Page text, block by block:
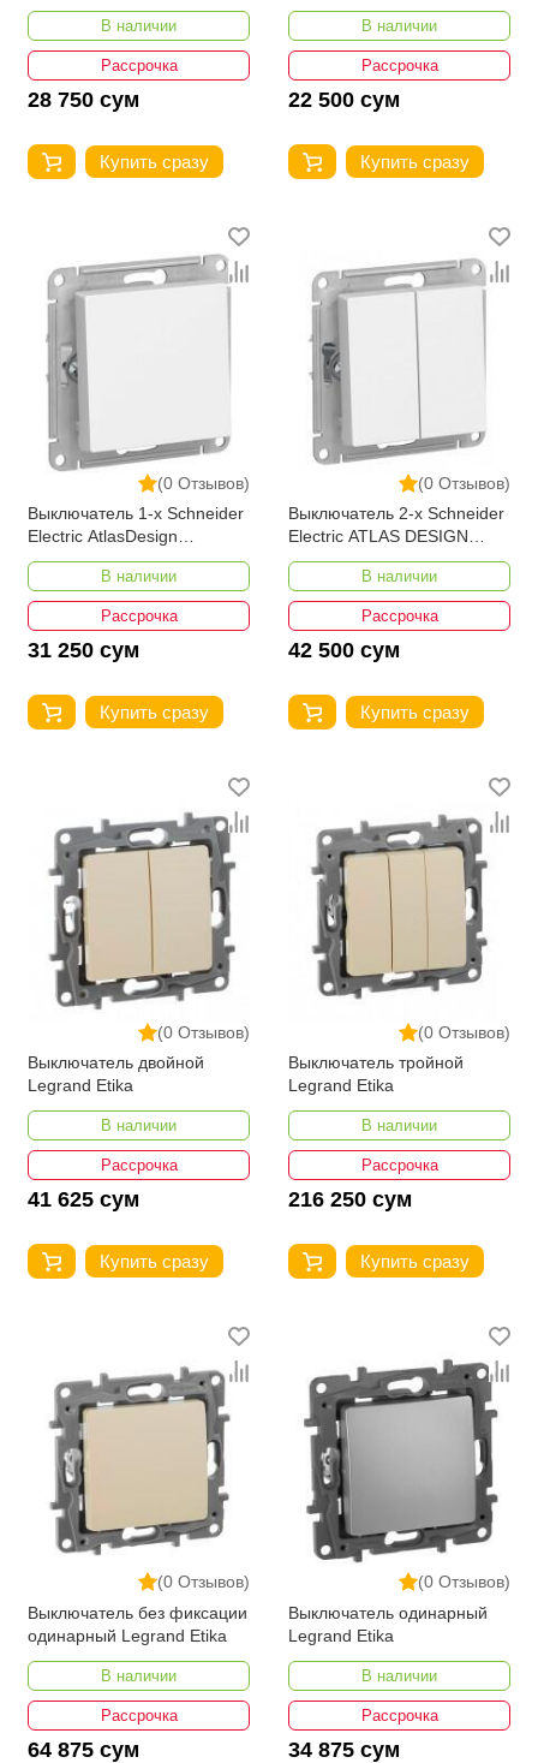
бежевый ATN000251
В наличии
Рассрочка
28 750 сум
Купить сразу
бежевый ATN000211
В наличии
Рассрочка
22 500 сум
Купить сразу
(0 Отзывов)
Выключатель 1-х Schneider
Electric AtlasDesign
ATN000111
В наличии
Рассрочка
31 250 сум
Купить сразу
(0 Отзывов)
Выключатель 2-х Schneider
Electric ATLAS DESIGN
ATN000151
В наличии
Рассрочка
42 500 сум
Купить сразу
(0 Отзывов)
Выключатель двойной
Legrand Etika
В наличии
Рассрочка
41 625 сум
Купить сразу
(0 Отзывов)
Выключатель тройной
Legrand Etika
В наличии
Рассрочка
216 250 сум
Купить сразу
(0 Отзывов)
Выключатель без фиксации
одинарный Legrand Etika
В наличии
Рассрочка
64 875 сум
(0 Отзывов)
Выключатель одинарный
Legrand Etika
В наличии
Рассрочка
34 875 сум